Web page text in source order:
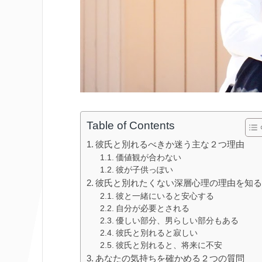
Table of Contents
彼氏と別れるべきか迷う主な２つ理由
価値観が合わない
彼が子供っぽい
彼氏と別れたくない深層心理の理由を知る
彼と一緒にいると安心する
自分が必要とされる
優しい部分、男らしい部分もある
彼氏と別れると寂しい
彼氏と別れると、将来に不安
あなたの気持ちを確かめる２つの質問